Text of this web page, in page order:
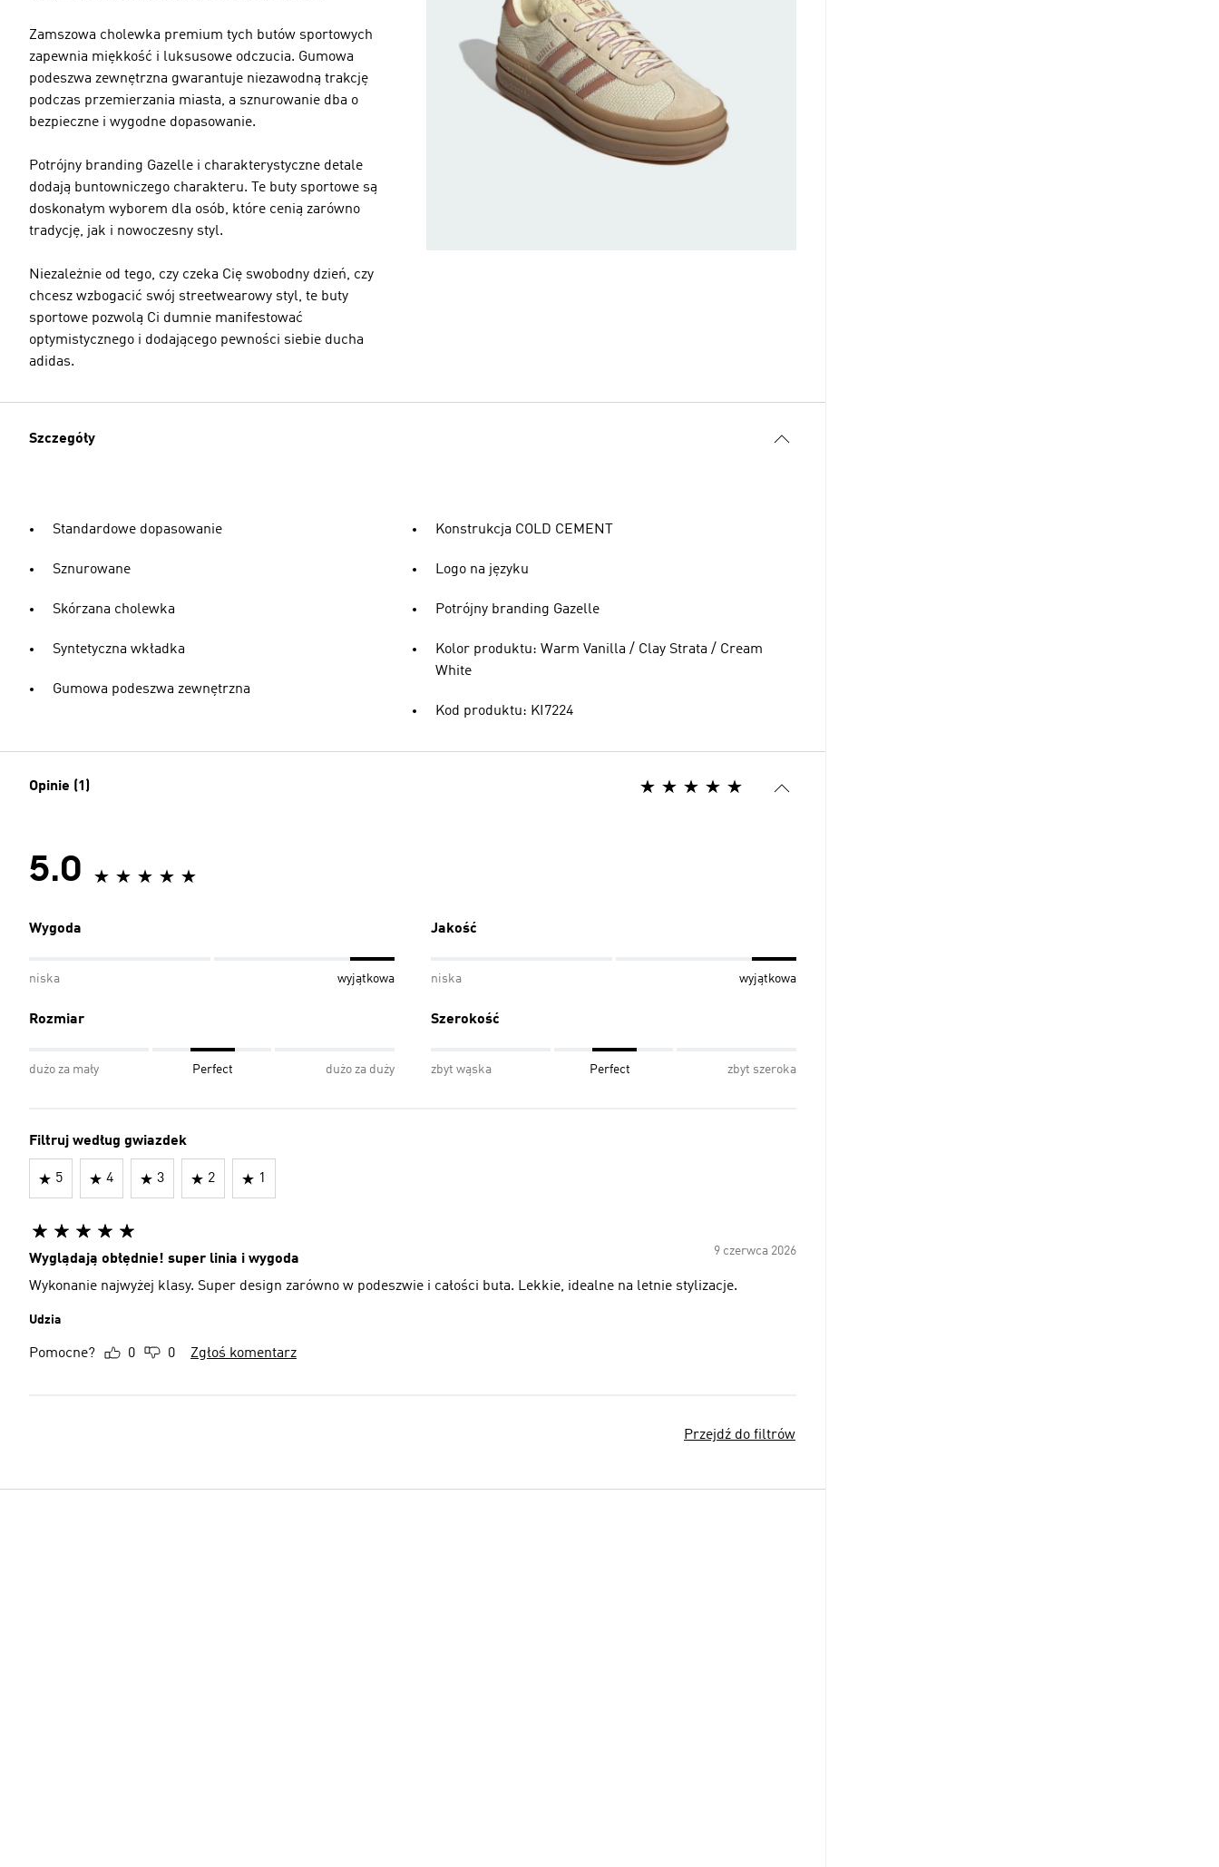
Zamszowa cholewka premium tych butów sportowych
zapewnia miękkość i luksusowe odczucia. Gumowa
podeszwa zewnętrzna gwarantuje niezawodną trakcję
podczas przemierzania miasta, a sznurowanie dba o
bezpieczne i wygodne dopasowanie.
Potrójny branding Gazelle i charakterystyczne detale
dodają buntowniczego charakteru. Te buty sportowe są
doskonałym wyborem dla osób, które cenią zarówno
tradycję, jak i nowoczesny styl.
Niezależnie od tego, czy czeka Cię swobodny dzień, czy
chcesz wzbogacić swój streetwearowy styl, te buty
sportowe pozwolą Ci dumnie manifestować
optymistycznego i dodającego pewności siebie ducha
adidas.
Szczegóły
Standardowe dopasowanie
Sznurowane
Skórzana cholewka
Syntetyczna wkładka
Gumowa podeszwa zewnętrzna
Konstrukcja COLD CEMENT
Logo na języku
Potrójny branding Gazelle
Kolor produktu: Warm Vanilla / Clay Strata / Cream
White
Kod produktu: KI7224
Opinie (1)
5.0
Wygoda
niska wyjątkowa
Jakość
niska wyjątkowa
Rozmiar
dużo za mały Perfect dużo za duży
Szerokość
zbyt wąska Perfect zbyt szeroka
Filtruj według gwiazdek
5 4 3 2 1
9 czerwca 2026
Wyglądają obłędnie! super linia i wygoda
Wykonanie najwyżej klasy. Super design zarówno w podeszwie i całości buta. Lekkie, idealne na letnie stylizacje.
Udzia
Pomocne? 0 0 Zgłoś komentarz
Przejdź do filtrów